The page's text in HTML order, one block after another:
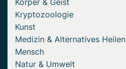
Körper & Geist
Kryptozoologie
Kunst
Medizin & Alternatives Heilen
Mensch
Natur & Umwelt